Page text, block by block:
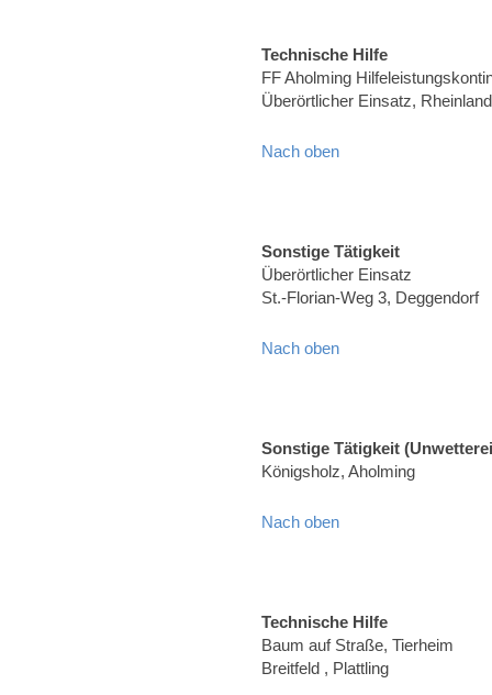
Technische Hilfe
FF Aholming
Überörtlicher Einsatz,
Nach oben
Sonstige Tätigkeit
Überörtlicher Einsatz
St.-Florian-Weg 3, Deggendorf
Nach oben
Sonstige Tätigkeit
Königsholz, Aholming
Nach oben
Technische Hilfe
Baum auf Straße, Tierheim
Breitfeld , Plattling